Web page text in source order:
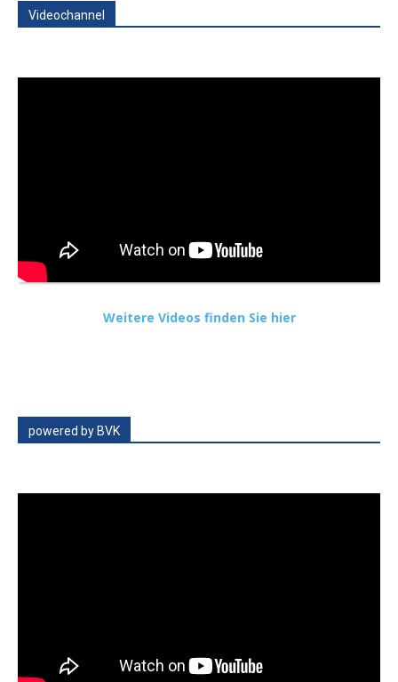
Videochannel
Weitere Videos finden Sie hier
powered by BVK